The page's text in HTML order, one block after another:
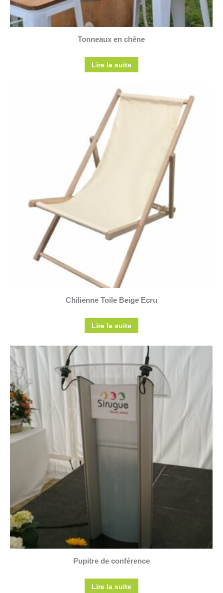
Tonneaux en chêne
Lire la suite
Chilienne Toile Beige Ecru
Lire la suite
Pupitre de conférence
Lire la suite